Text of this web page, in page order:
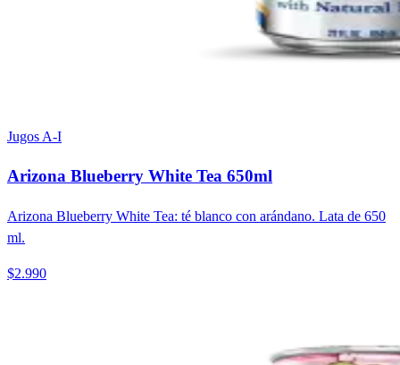
Jugos A-I
Arizona Blueberry White Tea 650ml
Arizona Blueberry White Tea: té blanco con arándano. Lata de 650
ml.
$2.990